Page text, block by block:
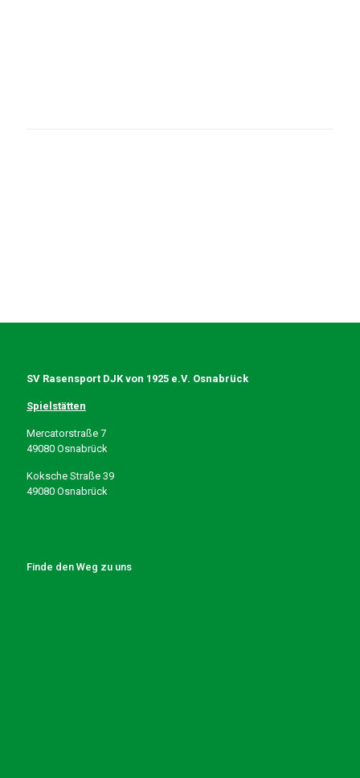
SV Rasensport DJK von 1925 e.V. Osnabrück
Spielstätten
Mercatorstraße 7
49080 Osnabrück
Koksche Straße 39
49080 Osnabrück
Finde den Weg zu uns